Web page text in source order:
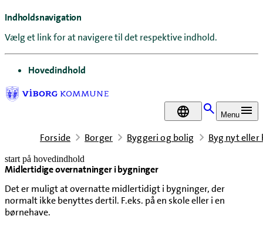
Indholdsnavigation
Vælg et link for at navigere til det respektive indhold.
gå til
Hovedindhold
DA Menu
Forside Borger Byggeri og bolig Byg nyt eller
start på hovedindhold
Midlertidige overnatninger i bygninger
Det er muligt at overnatte midlertidigt i bygninger, der
normalt ikke benyttes dertil. F.eks. på en skole eller i en
børnehave.
senest opdateret 27. april 2026